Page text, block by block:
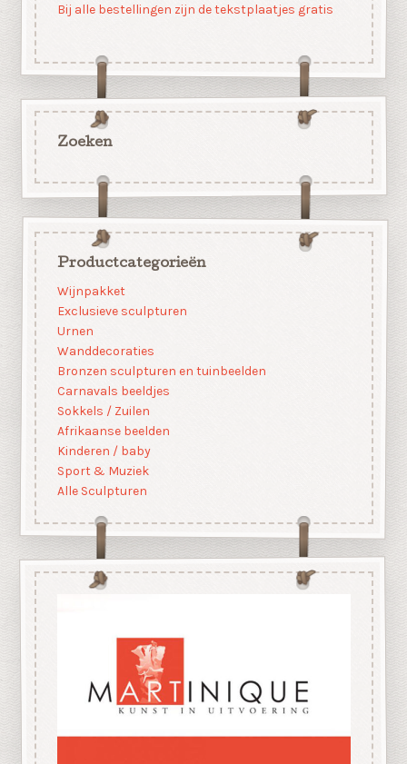
Bij alle bestellingen zijn de tekstplaatjes gratis
Zoeken
Productcategorieën
Wijnpakket
Exclusieve sculpturen
Urnen
Wanddecoraties
Bronzen sculpturen en tuinbeelden
Carnavals beeldjes
Sokkels / Zuilen
Afrikaanse beelden
Kinderen / baby
Sport & Muziek
Alle Sculpturen